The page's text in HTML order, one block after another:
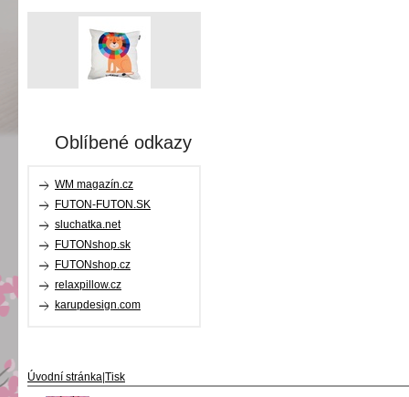
Oblíbené odkazy
WM magazín.cz
FUTON-FUTON.SK
sluchatka.net
FUTONshop.sk
FUTONshop.cz
relaxpillow.cz
karupdesign.com
Úvodní stránka|Tisk